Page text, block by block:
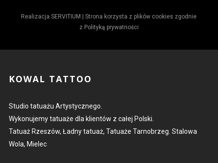
RealizacjaSERVITIUM
| Strona korzysta z plików cookies zgodnie
z Polityką prywatności
KOWAL TATTOO
Studio tatuażu Artystycznego.
Wykonujemy tatuaże dla klientów z całej Polski.
Tatuaż Rzeszów, Ładny tatuaż, Tatuaże Tarnobrzeg. Stalowa
Wola, Mielec